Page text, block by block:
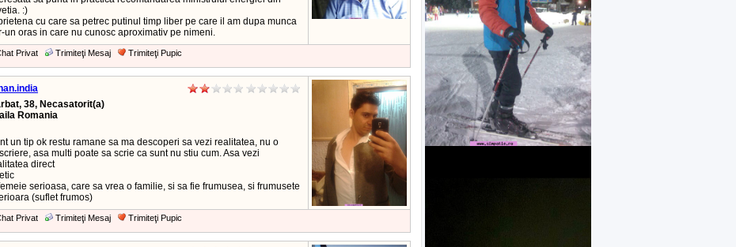
:)
cu care sa petrec putinul timp liber pe care il am dupa munca
un oras in care nu cunosc aproximativ pe nimeni.
Privat Trimiteţi Mesaj Trimiteţi Pupic
38, Necasatorit(a)
Romania
un tip ok restu ramane sa ma descoperi sa vezi realitatea, nu o
asa multi poate sa scrie ca sunt nu stiu cum. Asa vezi
direct
serioasa, care sa vrea o familie, si sa fie frumusea, si frumusete
(suflet frumos)
Privat Trimiteţi Mesaj Trimiteţi Pupic